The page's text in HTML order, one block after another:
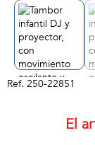
Ref. 250-22851
El